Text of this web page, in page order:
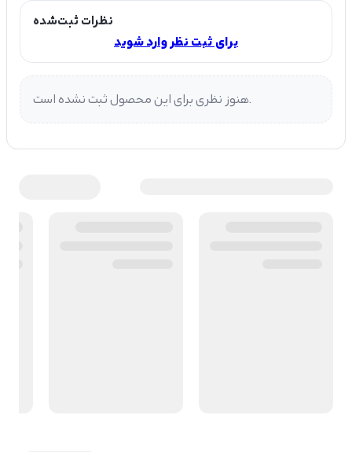
نظرات ثبت‌شده
برای ثبت نظر وارد شوید
هنوز نظری برای این محصول ثبت نشده است.